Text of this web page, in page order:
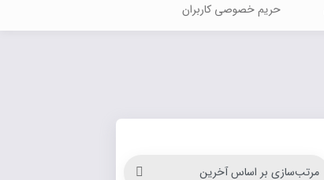
حریم خصوصی کاربران